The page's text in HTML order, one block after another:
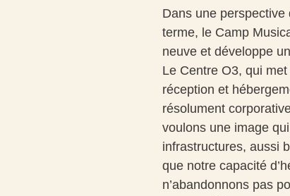
Dans une
terme, le Camp
neuve et développe
Le Centre O3, qui
réception et
résolument
voulons une image
infrastructures, aussi
que notre capacité
n’abandonnons pas